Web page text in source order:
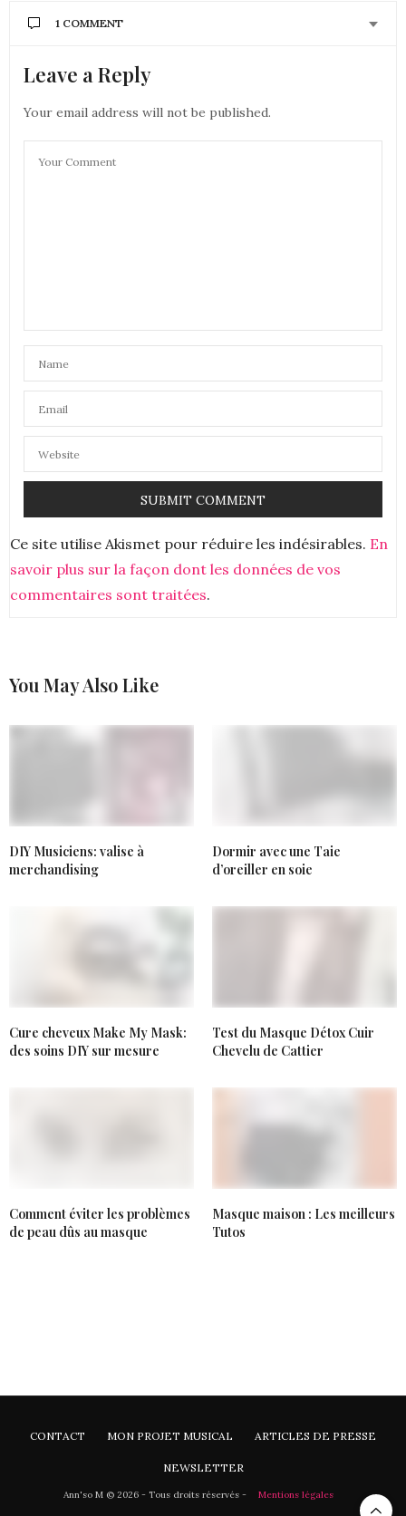
1 COMMENT
AURÉLIE - MOUNETTE
28 OCTOBRE 2019 À 12 H 22 MIN
ah moi, ca serait avec l’huile de jojoba pour mon cuir
chevelu gras
bisous
Aurélie
Leave a Reply
Your email address will not be published.
Ce site utilise Akismet pour réduire les indésirables. En
savoir plus sur la façon dont les données de vos
commentaires sont traitées.
You May Also Like
DIY Musiciens: valise à
merchandising
Dormir avec une Taie
d’oreiller en soie
Cure cheveux Make My Mask:
des soins DIY sur mesure
Test du Masque Détox Cuir
Chevelu de Cattier
Comment éviter les problèmes
de peau dûs au masque
Masque maison : Les meilleurs
Tutos
CONTACT MON PROJET MUSICAL ARTICLES DE PRESSE
NEWSLETTER
Ann'so M © 2026 - Tous droits réservés - Mentions légales